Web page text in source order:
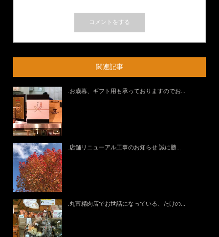
関連記事
.お歳暮、ギフト用も承っておりますのでお...
.店舗リニューアル工事のお知らせ.誠に勝...
.丸富精肉店でお世話になっている、たけの...